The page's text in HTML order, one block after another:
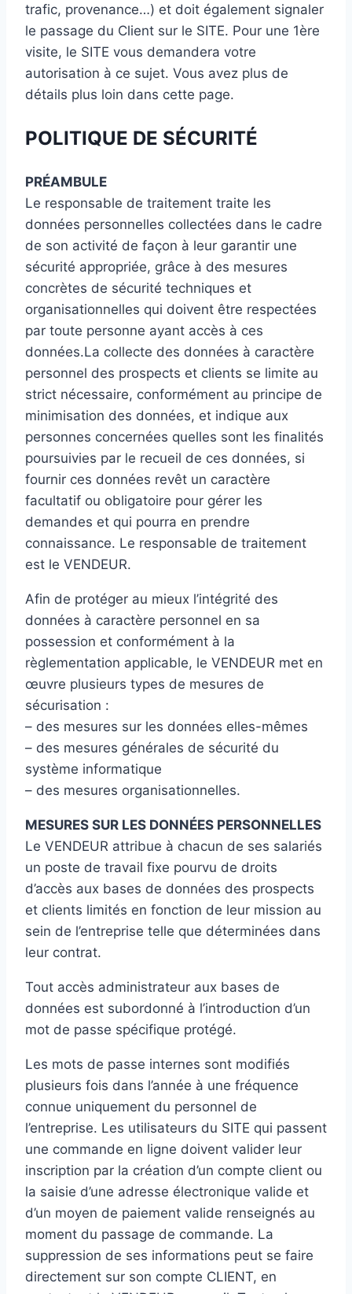
trafic, provenance…) et doit également signaler
le passage du Client sur le SITE. Pour une 1ère
visite, le SITE vous demandera votre
autorisation à ce sujet. Vous avez plus de
détails plus loin dans cette page.
POLITIQUE DE SÉCURITÉ
PRÉAMBULE
Le responsable de traitement traite les
données personnelles collectées dans le cadre
de son activité de façon à leur garantir une
sécurité appropriée, grâce à des mesures
concrètes de sécurité techniques et
organisationnelles qui doivent être respectées
par toute personne ayant accès à ces
données.La collecte des données à caractère
personnel des prospects et clients se limite au
strict nécessaire, conformément au principe de
minimisation des données, et indique aux
personnes concernées quelles sont les finalités
poursuivies par le recueil de ces données, si
fournir ces données revêt un caractère
facultatif ou obligatoire pour gérer les
demandes et qui pourra en prendre
connaissance. Le responsable de traitement
est le VENDEUR.
Afin de protéger au mieux l’intégrité des
données à caractère personnel en sa
possession et conformément à la
règlementation applicable, le VENDEUR met en
œuvre plusieurs types de mesures de
sécurisation :
– des mesures sur les données elles-mêmes
– des mesures générales de sécurité du
système informatique
– des mesures organisationnelles.
MESURES SUR LES DONNÉES PERSONNELLES
Le VENDEUR attribue à chacun de ses salariés
un poste de travail fixe pourvu de droits
d’accès aux bases de données des prospects
et clients limités en fonction de leur mission au
sein de l’entreprise telle que déterminées dans
leur contrat.
Tout accès administrateur aux bases de
données est subordonné à l’introduction d’un
mot de passe spécifique protégé.
Les mots de passe internes sont modifiés
plusieurs fois dans l’année à une fréquence
connue uniquement du personnel de
l’entreprise. Les utilisateurs du SITE qui passent
une commande en ligne doivent valider leur
inscription par la création d’un compte client ou
la saisie d’une adresse électronique valide et
d’un moyen de paiement valide renseignés au
moment du passage de commande. La
suppression de ses informations peut se faire
directement sur son compte CLIENT, en